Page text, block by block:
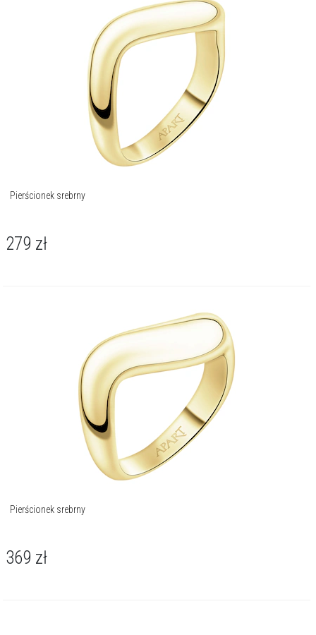
Pierścionek srebrny
279 zł
Pierścionek srebrny
369 zł